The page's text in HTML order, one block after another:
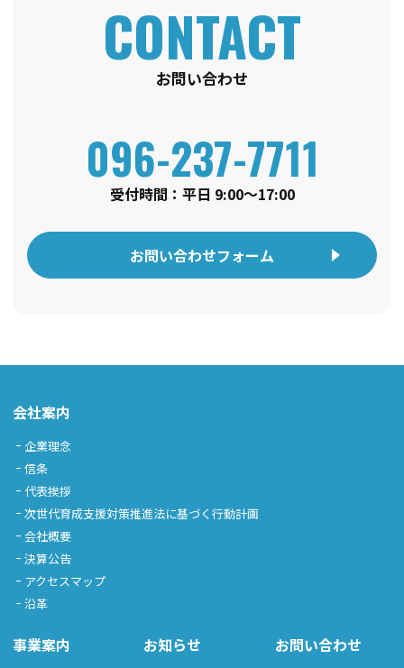
お問い合わせ
096-237-7711
受付時間：平日 9:00〜17:00
お問い合わせフォーム
会社案内
企業理念
信条
代表挨拶
次世代育成支援対策推進法に基づく行動計画
会社概要
決算公告
アクセスマップ
沿革
事業案内
お知らせ
お問い合わせ